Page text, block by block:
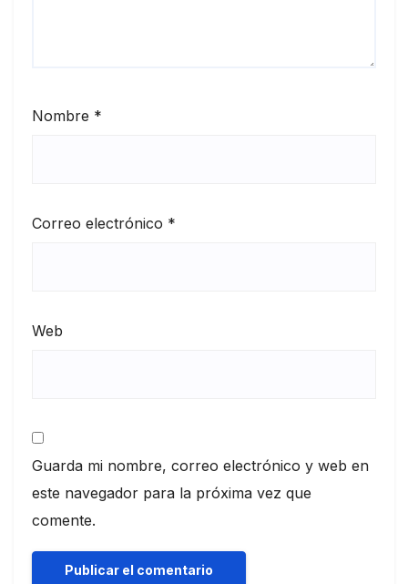
Nombre *
Correo electrónico *
Web
Guarda mi nombre, correo electrónico y web en
este navegador para la próxima vez que
comente.